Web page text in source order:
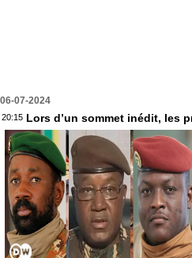
06-07-2024
20:15 Lors d’un sommet inédit, les